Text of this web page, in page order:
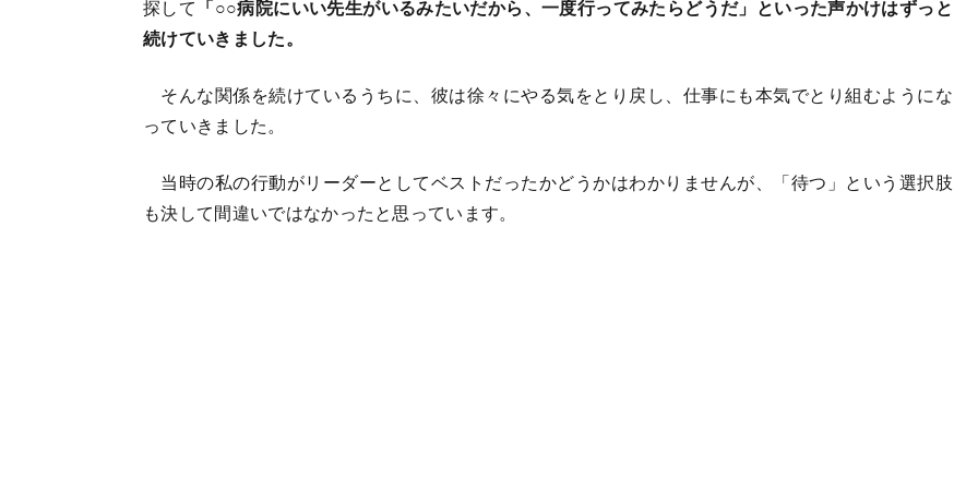
探して 「○○病院にいい先生がいるみたいだから、一度行ってみたらどうだ」といった声かけはずっと
続けていきました。
そんな関係を続けているうちに、彼は徐々にやる気をとり戻し、仕事にも本気でとり組むようにな
っていきました。
当時の私の行動がリーダーとしてベストだったかどうかはわかりませんが、「待つ」という選択肢
も決して間違いではなかったと思っています。